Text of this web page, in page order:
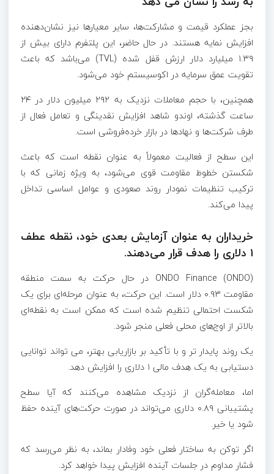
بجز عملکرد قیمت و مشارکت‌ها، سایر معیارها نیز نشان‌دهنده
افزایش نمایه هستند. در حال حاضر، این پلتفرم دارای بیش از
۱.۳۹ میلیارد دلار ارزش قفل شده (TVL) می‌باشد که باعث
تقویت عمق سرمایه در اکوسیستم خود می‌شود.
همچنین، با حجم معاملات نزدیک به ۲۹۲ میلیون دلار در ۲۴
ساعت گذشته، اوندو شاهد افزایش نقدینگی و تعامل فعال از
طرف شرکت‌ها و نهادها در بازار خرده‌فروشی است.
این سطح از فعالیت معمولاً به عنوان نقطه است که باعث
شکستن خطوط مقاومت قوی می‌شود، به ویژه زمانی که با
ترکیب تنظیمات نمودار روند صعودی و عوامل اساسی تداخل
پیدا می‌کند.
خریداران به عنوان آزمایش بعدی خود، نقطه عطف
۱ دلاری را هدف قرار می‌دهند.
ONDO Finance (ONDO) در حال حرکت به سمت منطقه
مقاومت ۰.۹۳ دلار است. این حرکت، به عنوان مرحله‌ای برای یک
شکست احتمالی تنظیم شده است که ممکن است به نقطه‌ای
بالاتر از اوج‌های محلی فعلی منجر شود.
یک روند پایدار تر و با تأکید بر بازاریابی بهتر، می تواند توانایی
دستیابی به یک هدف مالی ۱ دلاری را افزایش دهد.
اما، معامله‌گران از نزدیک مشاهده می‌کنند که آیا سطح
پشتیبانی ۰.۸۹ دلاری می‌تواند در صورت حرکت‌های آینده حفظ
شود یا خیر.
اگر توکن به ساختار فعلی خود وفادار بماند، به نظر می‌رسد که
فشار مداوم در جلسات آینده افزایش پیدا خواهد کرد.